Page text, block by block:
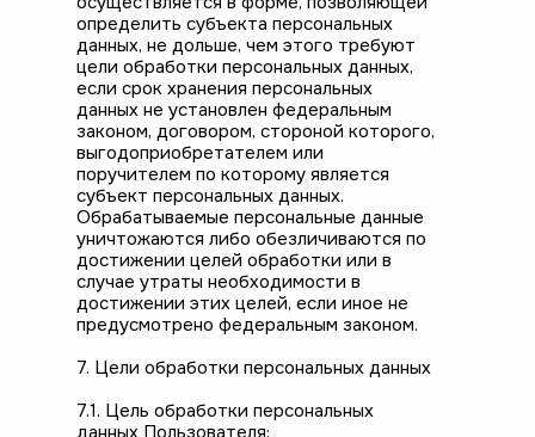
определить субъекта персональных
данных, не дольше, чем этого требуют
цели обработки персональных данных,
если срок хранения персональных
данных не установлен федеральным
законом, договором, стороной которого,
выгодоприобретателем или
поручителем по которому является
субъект персональных данных.
Обрабатываемые персональные данные
уничтожаются либо обезличиваются по
достижении целей обработки или в
случае утраты необходимости в
достижении этих целей, если иное не
предусмотрено федеральным законом.
7. Цели обработки персональных данных
7.1. Цель обработки персональных
данных Пользователя: